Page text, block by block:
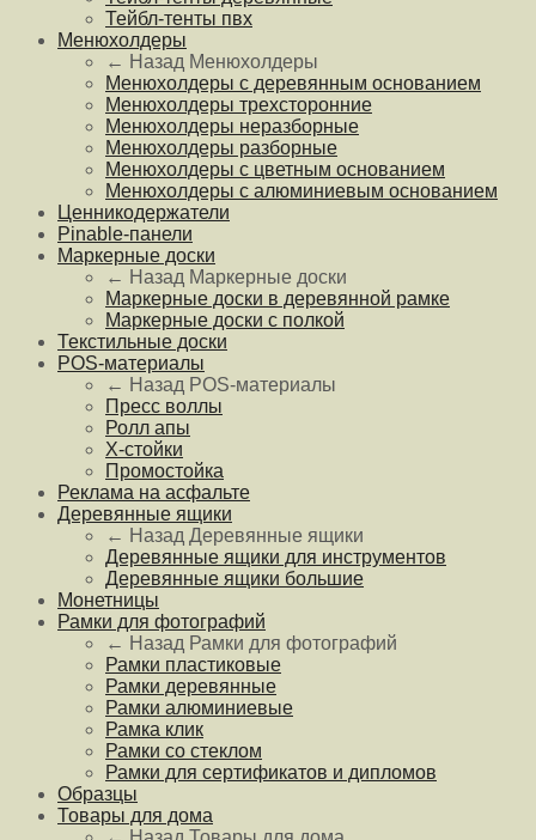
Тейбл-тенты пвх
Менюхолдеры
← Назад Менюхолдеры
Менюхолдеры с деревянным основанием
Менюхолдеры трехсторонние
Менюхолдеры неразборные
Менюхолдеры разборные
Менюхолдеры с цветным основанием
Менюхолдеры с алюминиевым основанием
Ценникодержатели
Pinable-панели
Маркерные доски
← Назад Маркерные доски
Маркерные доски в деревянной рамке
Маркерные доски с полкой
Текстильные доски
POS-материалы
← Назад POS-материалы
Пресс воллы
Ролл апы
Х-стойки
Промостойка
Реклама на асфальте
Деревянные ящики
← Назад Деревянные ящики
Деревянные ящики для инструментов
Деревянные ящики большие
Монетницы
Рамки для фотографий
← Назад Рамки для фотографий
Рамки пластиковые
Рамки деревянные
Рамки алюминиевые
Рамка клик
Рамки со стеклом
Рамки для сертификатов и дипломов
Образцы
Товары для дома